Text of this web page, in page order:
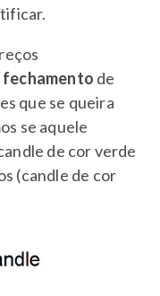
fechamento de
que se queira
se aquele
de cor verde
(candle de cor